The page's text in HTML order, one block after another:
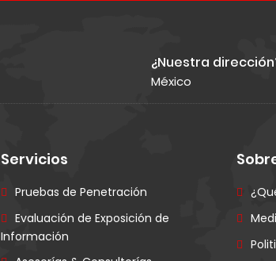
¿Nuestra
México
Servicios
Pruebas de Penetración
Evaluación de Exposición de
Información